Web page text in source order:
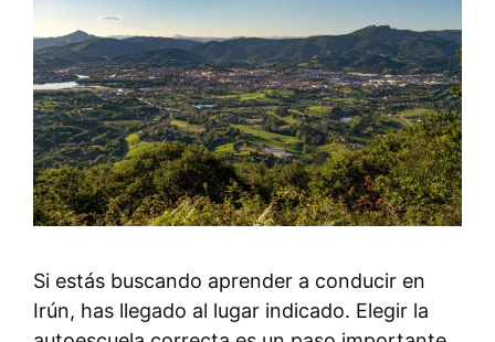
Si estás buscando aprender a conducir en
Irún, has llegado al lugar indicado. Elegir la